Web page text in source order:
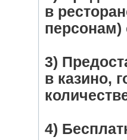
в
персонам)
3)
в казино,
4)